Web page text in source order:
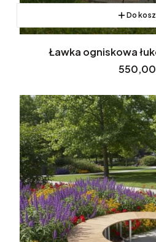
Do
Ławka ogniskowa
Cena
550,00